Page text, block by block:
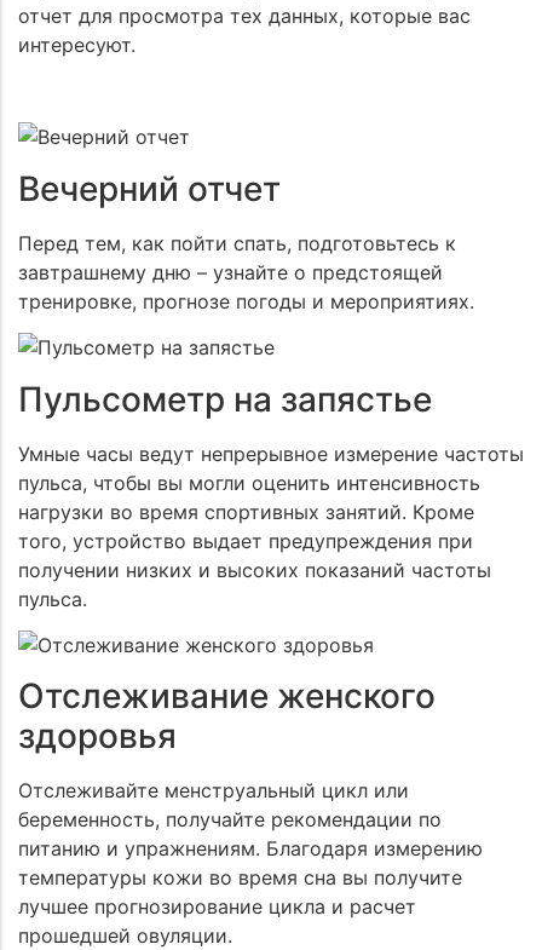
отчет для просмотра тех данных, которые вас
интересуют.
Вечерний отчет
Перед тем, как пойти спать, подготовьтесь к
завтрашнему дню – узнайте о предстоящей
тренировке, прогнозе погоды и мероприятиях.
Пульсометр на запястье
Умные часы ведут непрерывное измерение частоты
пульса, чтобы вы могли оценить интенсивность
нагрузки во время спортивных занятий. Кроме
того, устройство выдает предупреждения при
получении низких и высоких показаний частоты
пульса.
Отслеживание женского
здоровья
Отслеживайте менструальный цикл или
беременность, получайте рекомендации по
питанию и упражнениям. Благодаря измерению
температуры кожи во время сна вы получите
лучшее прогнозирование цикла и расчет
прошедшей овуляции.